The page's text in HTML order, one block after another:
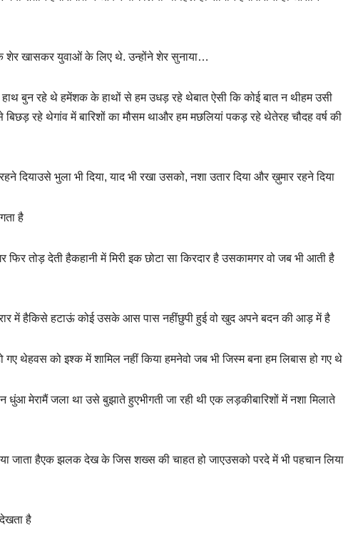
खासकर युवाओं के लिए थे. उन्होंने शेर सुनाया…
बुन रहे थे हमेंशक के हाथों से हम उधड़ रहे थेबात ऐसी कि कोई बात न थीहम उसी
रहे थेगांव में बारिशों का मौसम थाऔर हम मछलियां पकड़ रहे थेतेरह चौदह वर्ष की
दियाउसे भुला भी दिया, याद भी रखा उसको, नशा उतार दिया और ख़ुमार रहने दिया
है
तोड़ देती हैकहानी में मिरी इक छोटा सा किरदार है उसकामगर वो जब भी आती है
में हैकिसे हटाऊं कोई उसके आस पास नहींछुपी हुई वो खुद अपने बदन की आड़ में है
थेहवस को इश्क में शामिल नहीं किया हमनेवो जब भी जिस्म बना हम लिबास हो गए थे
मेरामैं जला था उसे बुझाते हुएभीगती जा रही थी एक लड़कीबारिशों में नशा मिलाते
जाता हैएक झलक देख के जिस शख्स की चाहत हो जाएउसको परदे में भी पहचान लिया
है